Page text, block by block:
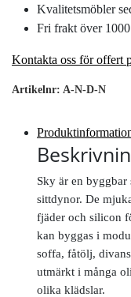
Kvalitetsmöbler
Fri frakt över
Kontakta oss för offert
Artikelnr: A-N-D-N
Sky är en
sittdynor. De
fjäder och silicon
kan byggas i
soffa, fåtölj,
utmärkt i många
olika klädslar.